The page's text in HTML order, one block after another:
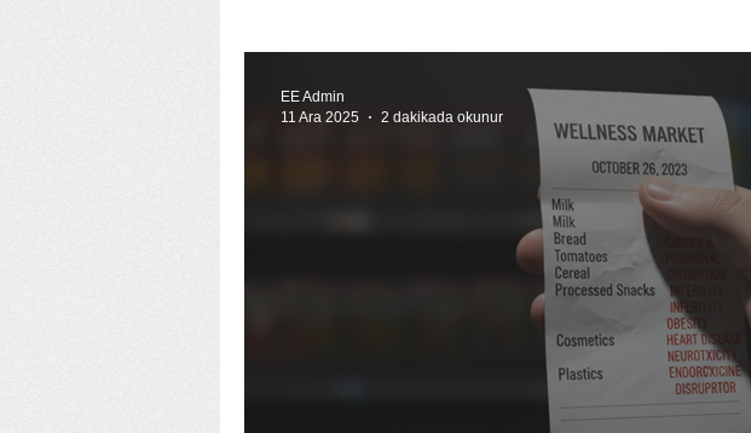
EE YEŞİL ÇEMBER KULÜBÜ EE
EE Admin
11 Ara 2025
2 dakikada okunur